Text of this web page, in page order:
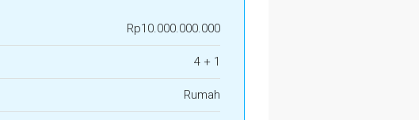
Rp10.000.000.000
4 + 1
Rumah